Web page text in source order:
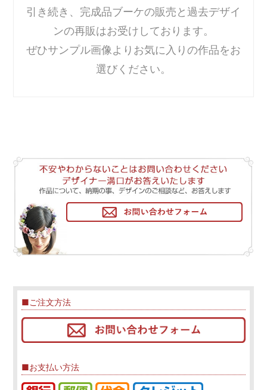
引き続き、完成品ブーケの販売と過去デザイ
ンの再販はお受けしております。
ぜひサンプル画像よりお気に入りの作品をお
選びください。
■ご注文方法
■お支払い方法